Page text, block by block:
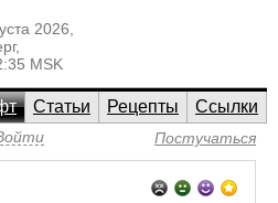
2026,
MSK
Статьи Рецепты
Ссылки
Постучаться